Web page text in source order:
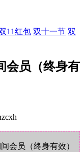
11红包 双十一节 双
会员（终身有
会员（终身有效）